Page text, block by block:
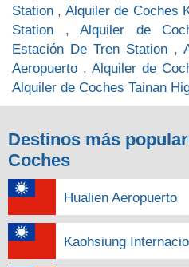
Station , Alquiler de Coches
Station ,Alquiler de
Estación De Tren Station ,
Aeropuerto , Alquiler de
Alquiler de Coches Tainan
Destinos más
Coches
Hualien Aeropuerto
Kaohsiung